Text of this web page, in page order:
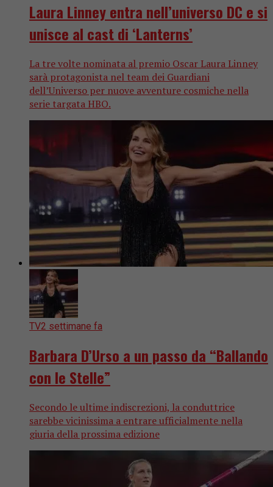
Laura Linney entra nell’universo DC e si
unisce al cast di ‘Lanterns’
La tre volte nominata al premio Oscar Laura Linney
sarà protagonista nel team dei Guardiani
dell’Universo per nuove avventure cosmiche nella
serie targata HBO.
TV2 settimane fa
Barbara D’Urso a un passo da “Ballando
con le Stelle”
Secondo le ultime indiscrezioni, la conduttrice
sarebbe vicinissima a entrare ufficialmente nella
giuria della prossima edizione